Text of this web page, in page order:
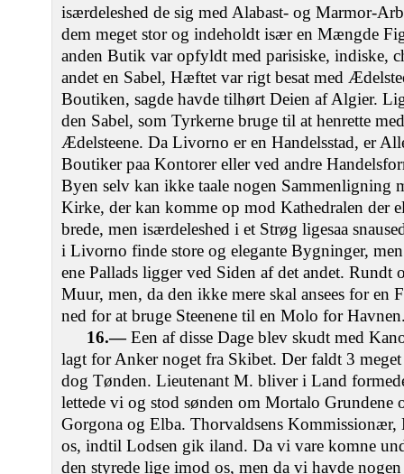
isærdeleshed de sig med Alabast- og Marmor-
dem meget stor og indeholdt især en Mængde
anden Butik var opfyldt med parisiske, indiske,
andet en Sabel, Hæftet var rigt besat med
Boutiken, sagde havde tilhørt Deien af Algier.
den Sabel, som Tyrkerne bruge til at henrette
Ædelsteene. Da Livorno er en Handelsstad, er
Boutiker paa Kontorer eller ved andre
Byen selv kan ikke taale nogen Sammenligning
Kirke, der kan komme op mod Kathedralen der
brede, men isærdeleshed i et Strøg ligesaa
i Livorno finde store og elegante Bygninger,
ene Pallads ligger ved Siden af det andet.
Muur, men, da den ikke mere skal ansees for en
ned for at bruge Steenene til en Molo for
16.—Een af disse Dage blev skudt med
lagt for Anker noget fra Skibet. Der faldt 3
dog Tønden. Lieutenant M. bliver i Land
lettede vi og stod sønden om Mortalo Grundene
Gorgona og Elba. Thorvaldsens Kommissionær,
os, indtil Lodsen gik iland. Da vi vare komne
den styrede lige imod os, men da vi havde